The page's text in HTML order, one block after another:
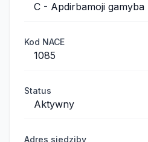
C - Apdirbamoji gamyba
Kod NACE
1085
Status
Aktywny
Adres siedziby